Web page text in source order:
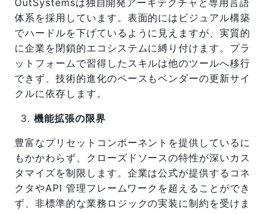
体系を採用しています。表面的にはビジュアル構築
でハードルを下げているように見えますが、実質的
に企業を閉鎖的エコシステムに縛り付けます。プラ
ットフォームで習得したスキルは他のツールへ移行
できず、技術的進化のペースもベンダーの更新サイ
クルに依存します。
機能拡張の限界
豊富なプリセットコンポーネントを提供しているに
もかかわらず、クローズドソースの特性が深いカス
タマイズを制限します。企業は公式が提供するコネ
クタやAPI 管理フレームワークを超えることができ
ず、非標準的な業務ロジックの実装に制約を受けま